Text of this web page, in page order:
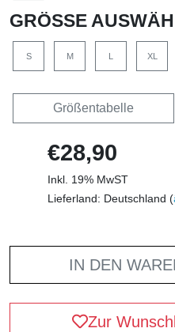
GRÖSSE
S M XL
Größentabelle
€28,90
Inkl. 19% MwST
Lieferland: Deutschland (
IN DEN
Zur